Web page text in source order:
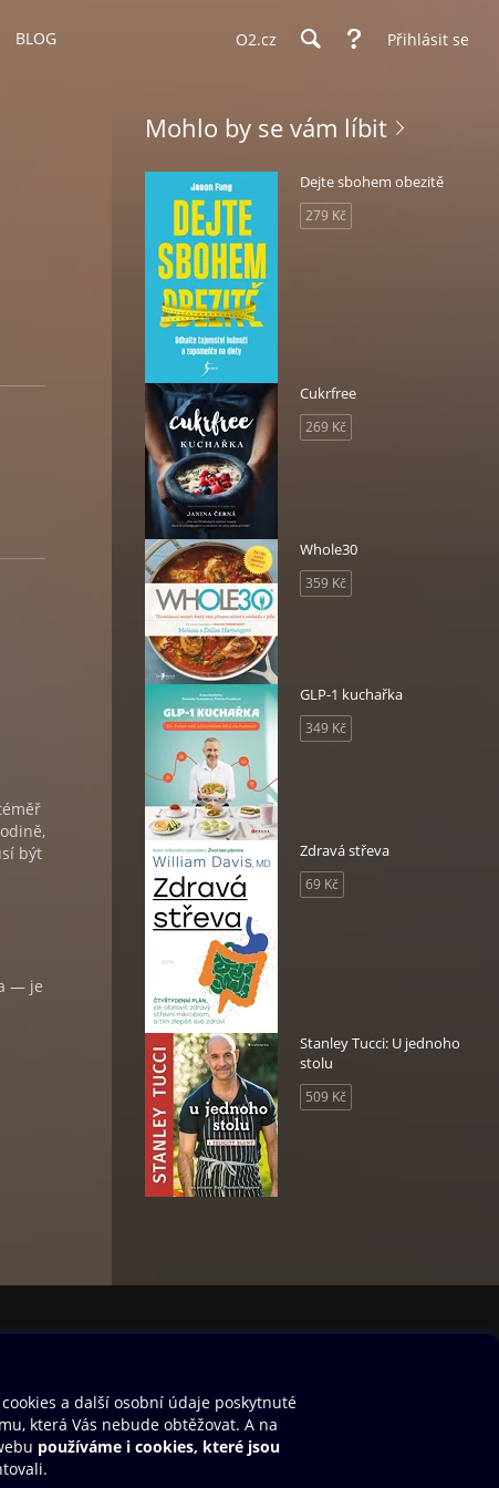
BLOG O2.cz Přihlásit se
být
— je
Mohlo by se vám líbit
Dejte sbohem obezitě
279 Kč
Cukrfree
269 Kč
Whole30
359 Kč
GLP-1 kuchařka
349 Kč
Zdravá střeva
69 Kč
Stanley Tucci: U jednoho
stolu
509 Kč